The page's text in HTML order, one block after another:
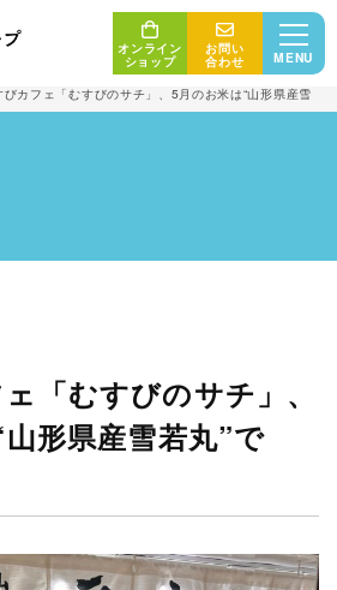
オンライン
ショップ
お問い
合わせ
MENU
びカフェ「むすびのサチ」、5月のお米は“山形県産雪
「むすびのサチ」、
形県産雪若丸”で